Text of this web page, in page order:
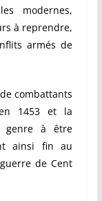
modernes,
à reprendre,
armés de
combattants
1453 et la
genre à être
ainsi fin au
de Cent